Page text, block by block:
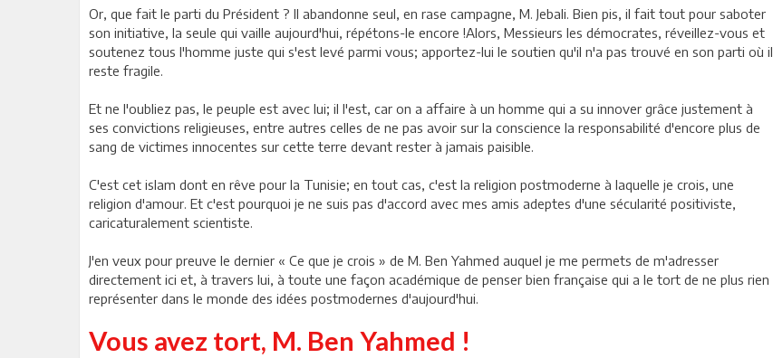
Or, que fait le parti du Président ? Il abandonne seul, en rase campagne, M. Jebali. Bien pis, il fait tout pour saboter
son initiative, la seule qui vaille aujourd'hui, répétons-le encore !Alors, Messieurs les démocrates, réveillez-vous et
soutenez tous l'homme juste qui s'est levé parmi vous; apportez-lui le soutien qu'il n'a pas trouvé en son parti où il
reste fragile.
Et ne l'oubliez pas, le peuple est avec lui; il l'est, car on a affaire à un homme qui a su innover grâce justement à
ses convictions religieuses, entre autres celles de ne pas avoir sur la conscience la responsabilité d'encore plus de
sang de victimes innocentes sur cette terre devant rester à jamais paisible.
C'est cet islam dont en rêve pour la Tunisie; en tout cas, c'est la religion postmoderne à laquelle je crois, une
religion d'amour. Et c'est pourquoi je ne suis pas d'accord avec mes amis adeptes d'une sécularité positiviste,
caricaturalement scientiste.
J'en veux pour preuve le dernier « Ce que je crois » de M. Ben Yahmed auquel je me permets de m'adresser
directement ici et, à travers lui, à toute une façon académique de penser bien française qui a le tort de ne plus rien
représenter dans le monde des idées postmodernes d'aujourd'hui.
Vous avez tort, M. Ben Yahmed !